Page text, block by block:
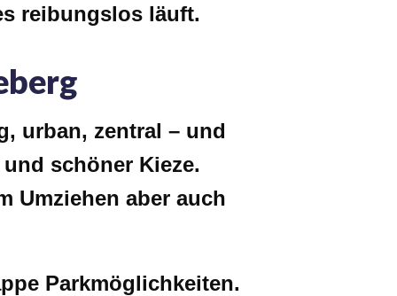
reibungslos läuft.
urban, zentral – und
schöner Kieze.
Umziehen aber auch
Parkmöglichkeiten.